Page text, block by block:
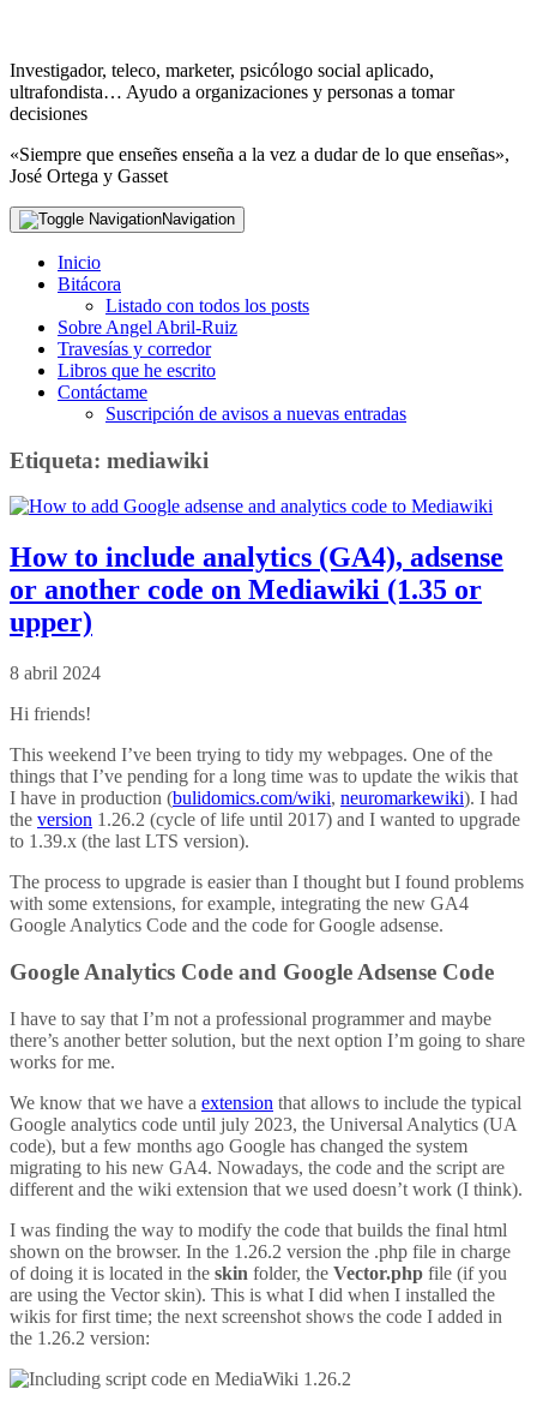
Investigador, teleco, marketer, psicólogo social aplicado,
ultrafondista… Ayudo a organizaciones y personas a tomar
decisiones
«Siempre que enseñes enseña a la vez a dudar de lo que enseñas»,
José Ortega y Gasset
Navigation
Inicio
Bitácora
Listado con todos los posts
Sobre Angel Abril-Ruiz
Travesías y corredor
Libros que he escrito
Contáctame
Suscripción de avisos a nuevas entradas
Etiqueta: mediawiki
How to include analytics (GA4), adsense
or another code on Mediawiki (1.35 or
upper)
8 abril 2024
Hi friends!
This weekend I’ve been trying to tidy my webpages. One of the
things that I’ve pending for a long time was to update the wikis that
I have in production (bulidomics.com/wiki, neuromarkewiki). I had
the version 1.26.2 (cycle of life until 2017) and I wanted to upgrade
to 1.39.x (the last LTS version).
The process to upgrade is easier than I thought but I found problems
with some extensions, for example, integrating the new GA4
Google Analytics Code and the code for Google adsense.
Google Analytics Code and Google Adsense Code
I have to say that I’m not a professional programmer and maybe
there’s another better solution, but the next option I’m going to share
works for me.
We know that we have a extension that allows to include the typical
Google analytics code until july 2023, the Universal Analytics (UA
code), but a few months ago Google has changed the system
migrating to his new GA4. Nowadays, the code and the script are
different and the wiki extension that we used doesn’t work (I think).
I was finding the way to modify the code that builds the final html
shown on the browser. In the 1.26.2 version the .php file in charge
of doing it is located in the skin folder, the Vector.php file (if you
are using the Vector skin). This is what I did when I installed the
wikis for first time; the next screenshot shows the code I added in
the 1.26.2 version: